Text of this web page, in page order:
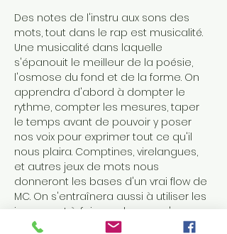
Des notes de l'instru aux sons des
mots, tout dans le rap est musicalité.
Une musicalité dans laquelle
s'épanouit le meilleur de la poésie,
l'osmose du fond et de la forme. On
apprendra d'abord à dompter le
rythme, compter les mesures, taper
le temps avant de pouvoir y poser
nos voix pour exprimer tout ce qu'il
nous plaira. Comptines, virelangues,
et autres jeux de mots nous
donneront les bases d'un vrai flow de
MC. On s'entraînera aussi à utiliser les
images et à faire parler ce qu'on a
d'unique, pour que le sens ne soit